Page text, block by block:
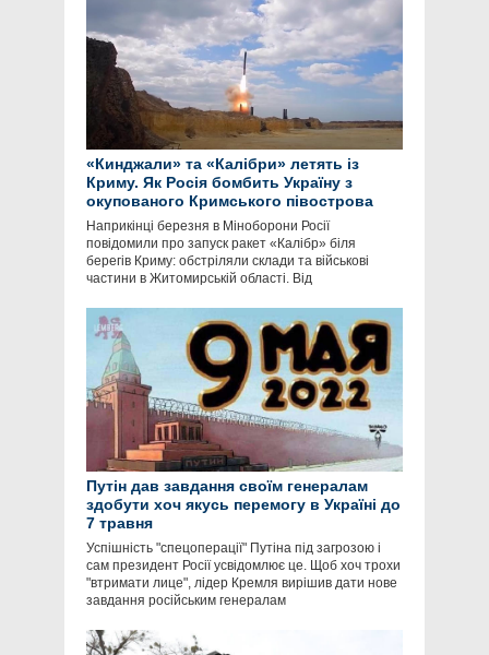
«Кинджали» та «Калібри» летять із
Криму. Як Росія бомбить Україну з
окупованого Кримського півострова
Наприкінці березня в Міноборони Росії
повідомили про запуск ракет «Калібр» біля
берегів Криму: обстріляли склади та військові
частини в Житомирській області. Від
Путін дав завдання своїм генералам
здобути хоч якусь перемогу в Україні до
7 травня
Успішність "спецоперації" Путіна під загрозою і
сам президент Росії усвідомлює це. Щоб хоч трохи
"втримати лице", лідер Кремля вирішив дати нове
завдання російським генералам